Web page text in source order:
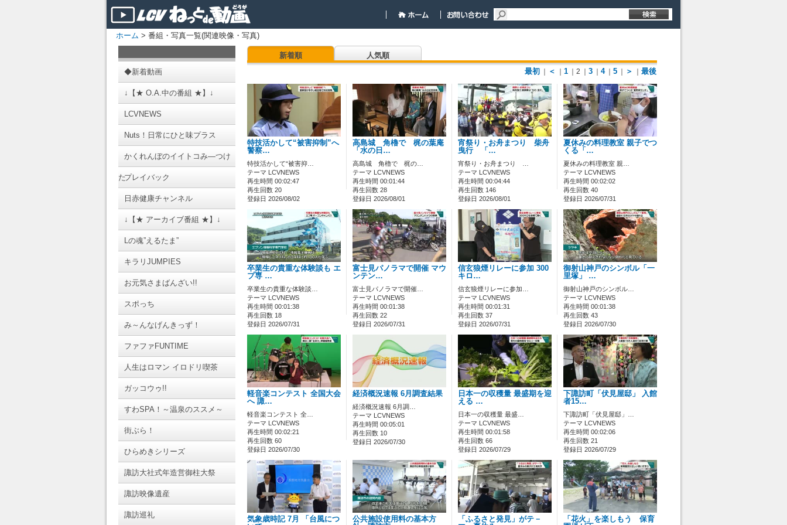
ホーム > 番組・写真一覧(関連映像・写真)
◆新着動画
↓【★ O.A.中の番組 ★】↓
LCVNEWS
Nuts！日常にひと味プラス
かくれんぼのイイトコみ―つけ
たプレイバック
日赤健康チャンネル
↓【★ アーカイブ番組 ★】↓
Lの魂”えるたま”
キラリJUMPIES
お元気さまばんざい!!
スポっち
み～んなげんきっず！
ファファFUNTIME
人生はロマン イロドリ喫茶
ガッコウゥ!!
すわSPA！～温泉のススメ～
街ぶら！
ひらめきシリーズ
諏訪大社式年造営御柱大祭
諏訪映像遺産
諏訪巡礼
新着順
人気順
最初
＜ 1 ｜2 3 4 5 ＞ 最後
特技活かして“被害抑制”へ
警察…
特技活かして“被害抑…
テーマ LCVNEWS
再生時間 00:02:47
再生回数 20
登録日 2026/08/02
高島城 角櫓で 梶の葉庵
「水の日…
高島城 角櫓で 梶の…
テーマ LCVNEWS
再生時間 00:01:44
再生回数 28
登録日 2026/08/01
宵祭り・お舟まつり 柴舟
曳行 「…
宵祭り・お舟まつり …
テーマ LCVNEWS
再生時間 00:04:44
再生回数 146
登録日 2026/08/01
夏休みの料理教室 親子でつ
くる「…
夏休みの料理教室 親…
テーマ LCVNEWS
再生時間 00:02:02
再生回数 40
登録日 2026/07/31
卒業生の貴重な体験談も エ
プ専 …
卒業生の貴重な体験談…
テーマ LCVNEWS
再生時間 00:01:38
再生回数 18
登録日 2026/07/31
富士見パノラマで開催 マウ
ンテン…
富士見パノラマで開催…
テーマ LCVNEWS
再生時間 00:01:38
再生回数 22
登録日 2026/07/31
信玄狼煙リレーに参加 300
キロ…
信玄狼煙リレーに参加…
テーマ LCVNEWS
再生時間 00:01:31
再生回数 37
登録日 2026/07/31
御射山神戸のシンボル「一
里塚」 …
御射山神戸のシンボル…
テーマ LCVNEWS
再生時間 00:01:38
再生回数 43
登録日 2026/07/30
軽音楽コンテスト 全国大会
へ 諏…
軽音楽コンテスト 全…
テーマ LCVNEWS
再生時間 00:02:21
再生回数 60
登録日 2026/07/30
経済概況速報 6月調査結果
経済概況速報 6月調…
テーマ LCVNEWS
再生時間 00:05:01
再生回数 10
登録日 2026/07/30
日本一の収穫量 最盛期を迎
える …
日本一の収穫量 最盛…
テーマ LCVNEWS
再生時間 00:01:58
再生回数 66
登録日 2026/07/29
下諏訪町「伏見屋邸」 入館
者15…
下諏訪町「伏見屋邸」…
テーマ LCVNEWS
再生時間 00:02:06
再生回数 21
登録日 2026/07/29
気象歳時記 7月 「台風につ
公共施設使用料の基本方
「ふるさと発見」がテ－
「花火」を楽しもう 保育